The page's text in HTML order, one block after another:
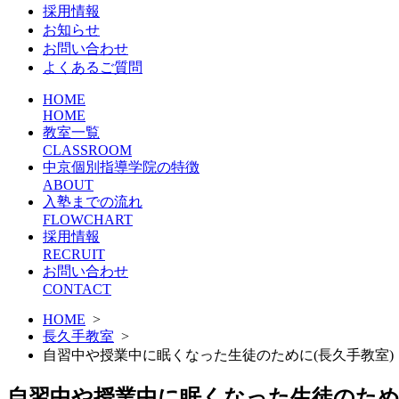
採用情報
お知らせ
お問い合わせ
よくあるご質問
HOME
HOME
教室一覧
CLASSROOM
中京個別指導学院の特徴
ABOUT
入塾までの流れ
FLOWCHART
採用情報
RECRUIT
お問い合わせ
CONTACT
HOME >
長久手教室 >
自習中や授業中に眠くなった生徒のために(長久手教室)